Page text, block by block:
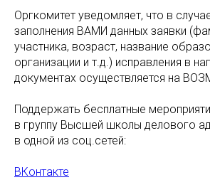
Оргкомитет уведомляет, что в
заполнения ВАМИ данных заявки
участника, возраст, название
организации и т.д.) исправления в
документах осуществляется на
Поддержать бесплатные
в группу Высшей школы делового
в одной из соц.сетей:
ВКонтакте